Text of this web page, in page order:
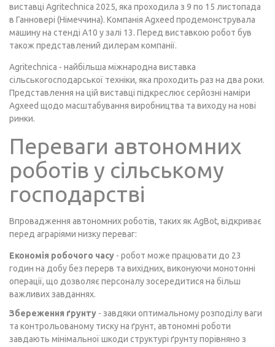
виставці Agritechnica 2025, яка проходила з 9 по 15 листопада
в Ганновері (Німеччина). Компанія Agxeed продемонструвала
машину на стенді A10 у залі 13. Перед виставкою робот був
також представлений дилерам компанії.
Agritechnica - найбільша міжнародна виставка
сільськогосподарської техніки, яка проходить раз на два роки.
Представлення на цій виставці підкреслює серйозні наміри
Agxeed щодо масштабування виробництва та виходу на нові
ринки.
Переваги автономних
роботів у сільському
господарстві
Впровадження автономних роботів, таких як AgBot, відкриває
перед аграріями низку переваг:
Економія робочого часу - робот може працювати до 23
годин на добу без перерв та вихідних, виконуючи монотонні
операції, що дозволяє персоналу зосередитися на більш
важливих завданнях.
Збереження ґрунту - завдяки оптимальному розподілу ваги
та контрольованому тиску на ґрунт, автономні роботи
завдають мінімальної шкоди структурі ґрунту порівняно з